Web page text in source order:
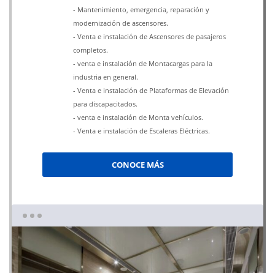
- Mantenimiento, emergencia, reparación y
modernización de ascensores.
- Venta e instalación de Ascensores de pasajeros
completos.
- venta e instalación de Montacargas para la
industria en general.
- Venta e instalación de Plataformas de Elevación
para discapacitados.
- venta e instalación de Monta vehículos.
- Venta e instalación de Escaleras Eléctricas.
CONOCE MÁS